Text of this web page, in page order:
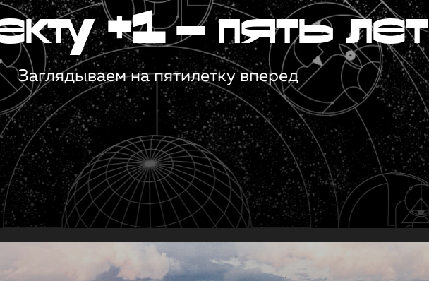
+1 — пять лет
Заглядываем на пятилетку вперед